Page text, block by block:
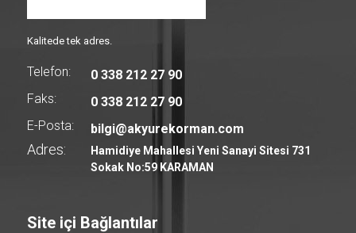
Kalitede tek adres.
Telefon:
0 338 212 27 90
Faks:
0 338 212 27 90
E-Posta:
bilgi@akyurekorman.com
Adres:
Hamidiye Mahallesi Yeni Sanayi Sitesi 731
Sokak No:59 KARAMAN
Site içi Bağlantılar